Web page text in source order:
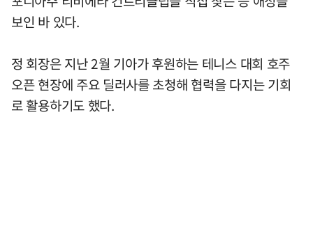
보인 바 있다.
정 회장은 지난 2월 기아가 후원하는 테니스 대회 호주
오픈 현장에 주요 딜러사를 초청해 협력을 다지는 기회
로 활용하기도 했다.